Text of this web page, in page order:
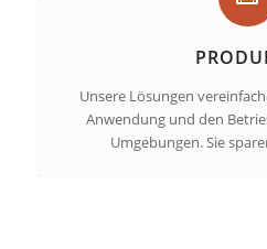
Unsere Lösungen
Anwendung und den
Umgebungen. Sie